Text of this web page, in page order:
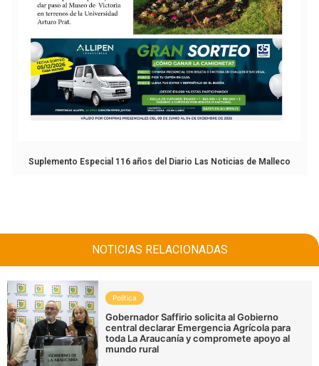
Suplemento Especial 116 años del Diario Las Noticias de Malleco
NOTICIAS RELACIONADAS
Política
Gobernador Saffirio solicita al Gobierno
central declarar Emergencia Agrícola para
toda La Araucanía y compromete apoyo al
mundo rural